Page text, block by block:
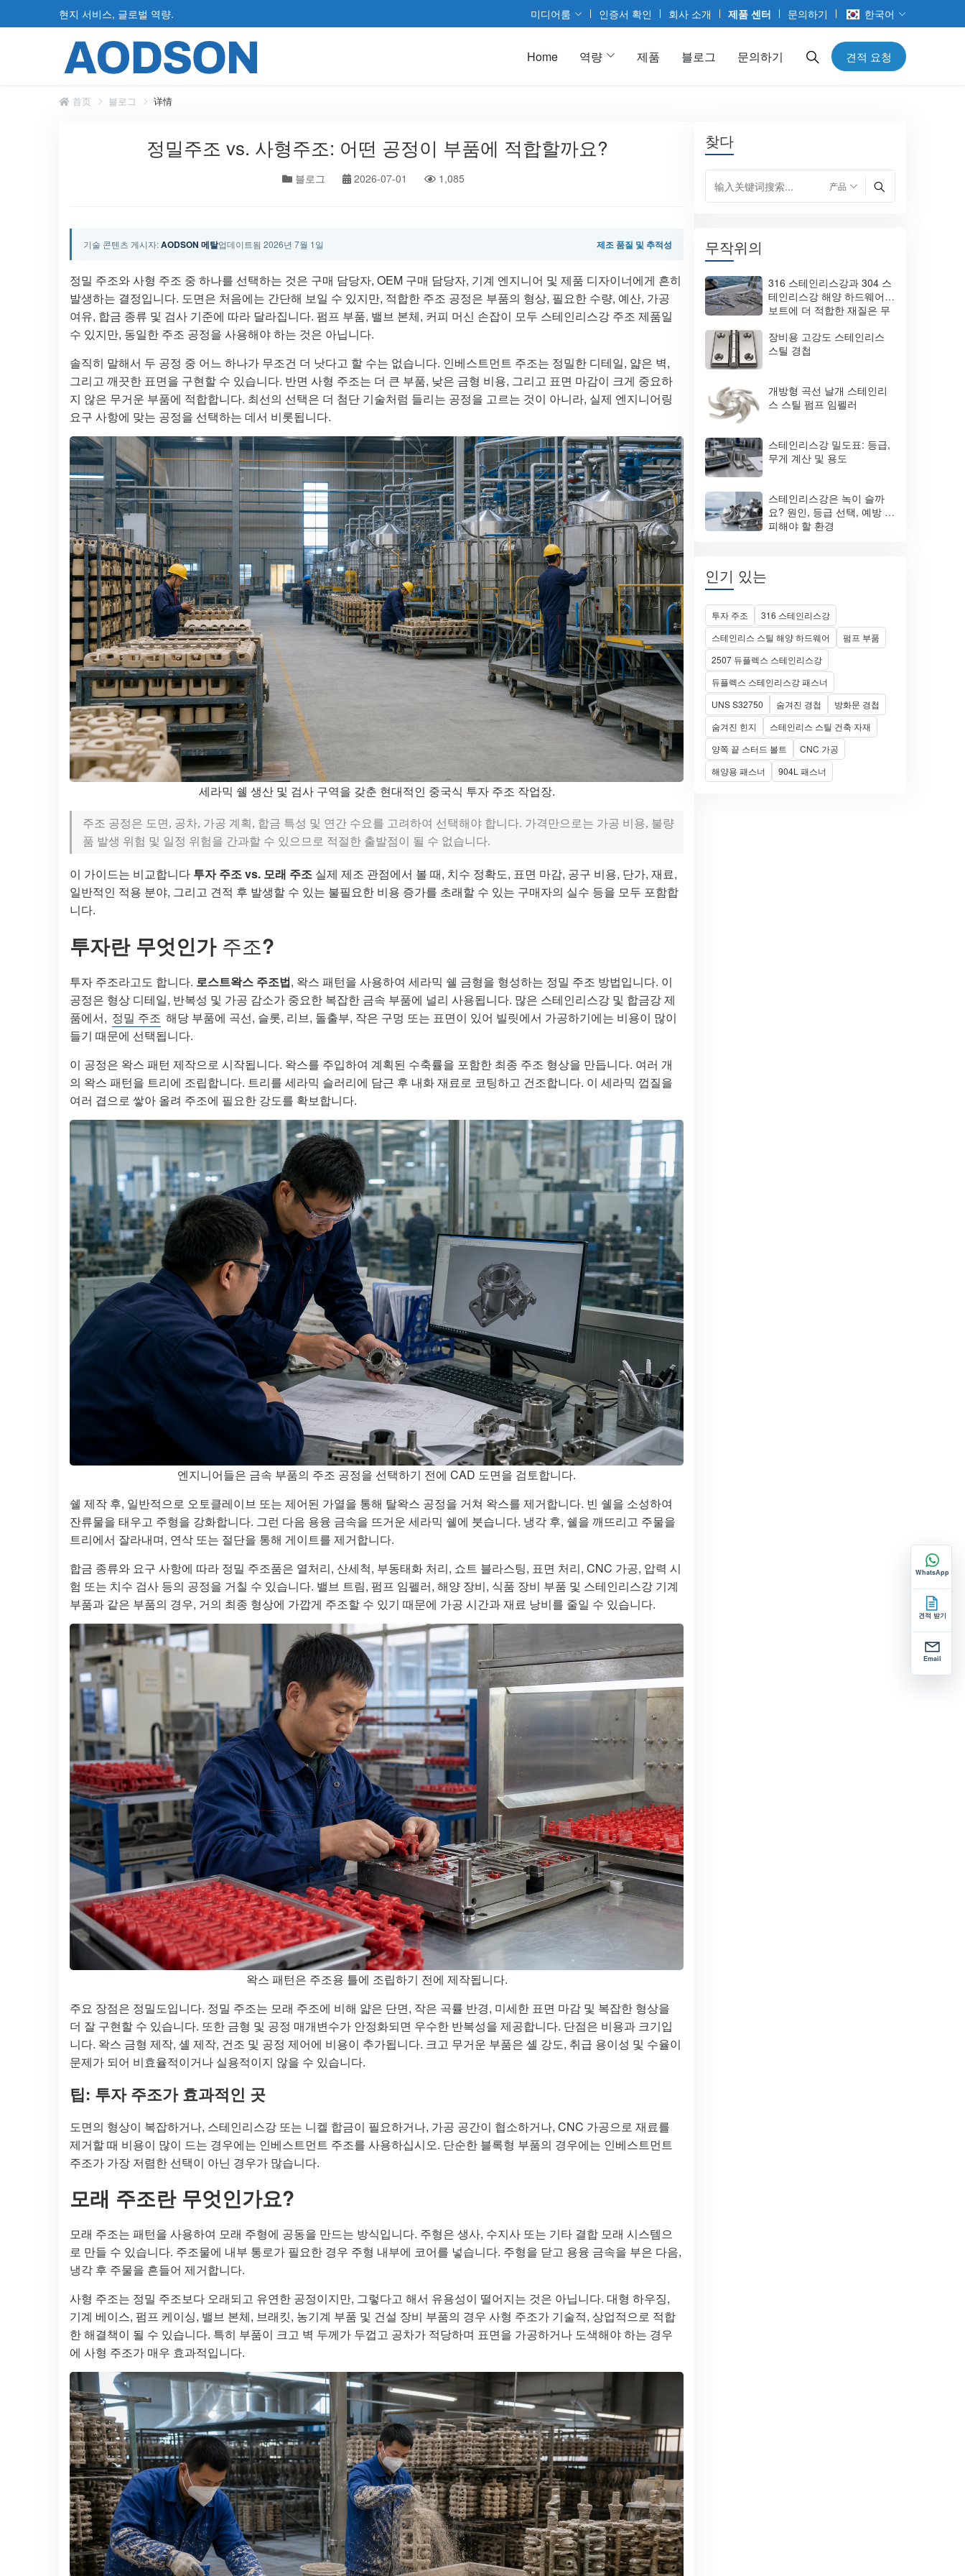
현지 서비스, 글로벌 역량. 미디어룸 인증서 확인 회사 소개 제품 센터 문의하기 한국어
Home 역량 제품 블로그 문의하기 견적 요청
首页 블로그 详情
찾다
무작위의
316 스테인리스강과 304 스
테인리스강 해양 하드웨어:
보트에 더 적합한 재질은 무
장비용 고강도 스테인리스
스틸 경첩
개방형 곡선 날개 스테인리
스 스틸 펌프 임펠러
스테인리스강 밀도표: 등급,
무게 계산 및 용도
스테인리스강은 녹이 슬까
요? 원인, 등급 선택, 예방 및
피해야 할 환경
인기 있는
투자 주조
316 스테인리스강
스테인리스 스틸 해양 하드웨어
펌프 부품
2507 듀플렉스 스테인리스강
듀플렉스 스테인리스강 패스너
UNS S32750
숨겨진 경첩
방화문 경첩
숨겨진 힌지
스테인리스 스틸 건축 자재
양쪽 끝 스터드 볼트
CNC 가공
해양용 패스너
904L 패스너
정밀주조 vs. 사형주조: 어떤 공정이 부품에 적합할까요?
블로그 2026-07-01 1,085
기술 콘텐츠 게시자:AODSON 메탈업데이트됨 2026년 7월 1일 제조 품질 및 추적성
정밀 주조와 사형 주조 중 하나를 선택하는 것은 구매 담당자, OEM 구매 담당자, 기계 엔지니어 및 제품 디자이너에게 흔히
발생하는 결정입니다. 도면은 처음에는 간단해 보일 수 있지만, 적합한 주조 공정은 부품의 형상, 필요한 수량, 예산, 가공
여유, 합금 종류 및 검사 기준에 따라 달라집니다. 펌프 부품, 밸브 본체, 커피 머신 손잡이 모두 스테인리스강 주조 제품일
수 있지만, 동일한 주조 공정을 사용해야 하는 것은 아닙니다.
솔직히 말해서 두 공정 중 어느 하나가 무조건 더 낫다고 할 수는 없습니다. 인베스트먼트 주조는 정밀한 디테일, 얇은 벽,
그리고 깨끗한 표면을 구현할 수 있습니다. 반면 사형 주조는 더 큰 부품, 낮은 금형 비용, 그리고 표면 마감이 크게 중요하
지 않은 무거운 부품에 적합합니다. 최선의 선택은 더 첨단 기술처럼 들리는 공정을 고르는 것이 아니라, 실제 엔지니어링
요구 사항에 맞는 공정을 선택하는 데서 비롯됩니다.
세라믹 쉘 생산 및 검사 구역을 갖춘 현대적인 중국식 투자 주조 작업장.
주조 공정은 도면, 공차, 가공 계획, 합금 특성 및 연간 수요를 고려하여 선택해야 합니다. 가격만으로는 가공 비용, 불량
품 발생 위험 및 일정 위험을 간과할 수 있으므로 적절한 출발점이 될 수 없습니다.
이 가이드는 비교합니다 투자 주조 vs. 모래 주조 실제 제조 관점에서 볼 때, 치수 정확도, 표면 마감, 공구 비용, 단가, 재료,
일반적인 적용 분야, 그리고 견적 후 발생할 수 있는 불필요한 비용 증가를 초래할 수 있는 구매자의 실수 등을 모두 포함합
니다.
투자란 무엇인가 주조?
투자 주조라고도 합니다. 로스트왁스 주조법, 왁스 패턴을 사용하여 세라믹 쉘 금형을 형성하는 정밀 주조 방법입니다. 이
공정은 형상 디테일, 반복성 및 가공 감소가 중요한 복잡한 금속 부품에 널리 사용됩니다. 많은 스테인리스강 및 합금강 제
품에서, 정밀 주조 해당 부품에 곡선, 슬롯, 리브, 돌출부, 작은 구멍 또는 표면이 있어 빌릿에서 가공하기에는 비용이 많이
들기 때문에 선택됩니다.
이 공정은 왁스 패턴 제작으로 시작됩니다. 왁스를 주입하여 계획된 수축률을 포함한 최종 주조 형상을 만듭니다. 여러 개
의 왁스 패턴을 트리에 조립합니다. 트리를 세라믹 슬러리에 담근 후 내화 재료로 코팅하고 건조합니다. 이 세라믹 껍질을
여러 겹으로 쌓아 올려 주조에 필요한 강도를 확보합니다.
엔지니어들은 금속 부품의 주조 공정을 선택하기 전에 CAD 도면을 검토합니다.
쉘 제작 후, 일반적으로 오토클레이브 또는 제어된 가열을 통해 탈왁스 공정을 거쳐 왁스를 제거합니다. 빈 쉘을 소성하여
잔류물을 태우고 주형을 강화합니다. 그런 다음 용융 금속을 뜨거운 세라믹 쉘에 붓습니다. 냉각 후, 쉘을 깨뜨리고 주물을
트리에서 잘라내며, 연삭 또는 절단을 통해 게이트를 제거합니다.
합금 종류와 요구 사항에 따라 정밀 주조품은 열처리, 산세척, 부동태화 처리, 쇼트 블라스팅, 표면 처리, CNC 가공, 압력 시
험 또는 치수 검사 등의 공정을 거칠 수 있습니다. 밸브 트림, 펌프 임펠러, 해양 장비, 식품 장비 부품 및 스테인리스강 기계
부품과 같은 부품의 경우, 거의 최종 형상에 가깝게 주조할 수 있기 때문에 가공 시간과 재료 낭비를 줄일 수 있습니다.
왁스 패턴은 주조용 틀에 조립하기 전에 제작됩니다.
주요 장점은 정밀도입니다. 정밀 주조는 모래 주조에 비해 얇은 단면, 작은 곡률 반경, 미세한 표면 마감 및 복잡한 형상을
더 잘 구현할 수 있습니다. 또한 금형 및 공정 매개변수가 안정화되면 우수한 반복성을 제공합니다. 단점은 비용과 크기입
니다. 왁스 금형 제작, 셸 제작, 건조 및 공정 제어에 비용이 추가됩니다. 크고 무거운 부품은 셸 강도, 취급 용이성 및 수율이
문제가 되어 비효율적이거나 실용적이지 않을 수 있습니다.
팁: 투자 주조가 효과적인 곳
도면의 형상이 복잡하거나, 스테인리스강 또는 니켈 합금이 필요하거나, 가공 공간이 협소하거나, CNC 가공으로 재료를
제거할 때 비용이 많이 드는 경우에는 인베스트먼트 주조를 사용하십시오. 단순한 블록형 부품의 경우에는 인베스트먼트
주조가 가장 저렴한 선택이 아닌 경우가 많습니다.
모래 주조란 무엇인가요?
모래 주조는 패턴을 사용하여 모래 주형에 공동을 만드는 방식입니다. 주형은 생사, 수지사 또는 기타 결합 모래 시스템으
로 만들 수 있습니다. 주조물에 내부 통로가 필요한 경우 주형 내부에 코어를 넣습니다. 주형을 닫고 용융 금속을 부은 다음,
냉각 후 주물을 흔들어 제거합니다.
사형 주조는 정밀 주조보다 오래되고 유연한 공정이지만, 그렇다고 해서 유용성이 떨어지는 것은 아닙니다. 대형 하우징,
기계 베이스, 펌프 케이싱, 밸브 본체, 브래킷, 농기계 부품 및 건설 장비 부품의 경우 사형 주조가 기술적, 상업적으로 적합
한 해결책이 될 수 있습니다. 특히 부품이 크고 벽 두께가 두껍고 공차가 적당하며 표면을 가공하거나 도색해야 하는 경우
에 사형 주조가 매우 효과적입니다.
WhatsApp
견적 받기
Email